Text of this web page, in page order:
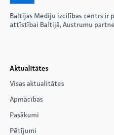
Baltijas Mediju izcilības centrs ir
attīstībai Baltijā, Austrumu
Aktualitātes
Visas aktualitātes
Apmācības
Pasākumi
Pētījumi